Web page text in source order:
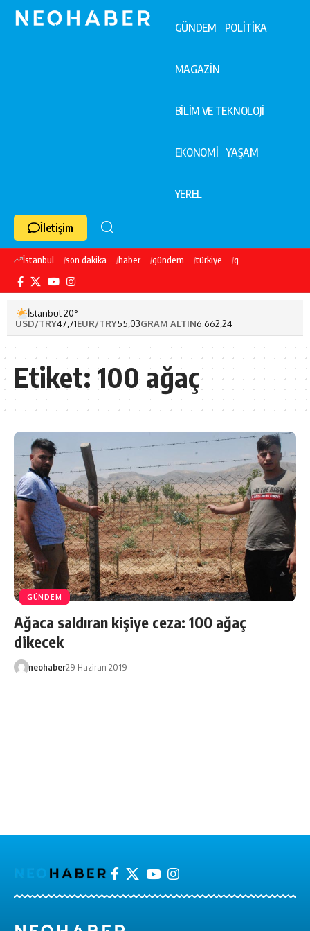
GÜNDEM POLİTİKA
MAGAZİN
BİLİM VE TEKNOLOJİ
EKONOMİ YAŞAM
YEREL
İletişim
İstanbul son dakika haber gündem türkiye galatasaray
İstanbul 20°
USD/TRY47,71EUR/TRY55,03GRAM ALTIN6.662,24
Etiket: 100 ağaç
GÜNDEM
Ağaca saldıran kişiye ceza: 100 ağaç
dikecek
neohaber29 Haziran 2019